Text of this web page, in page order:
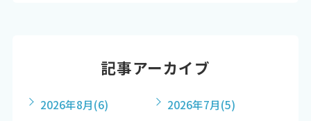
記事アーカイブ
2026年8月(6) 2026年7月(5)